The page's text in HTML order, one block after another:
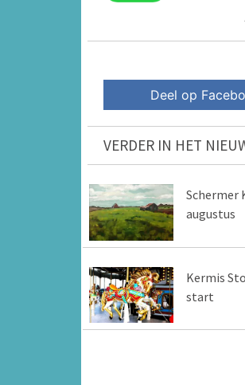
Deel op
VERDER IN HET
Schermer
augustus
Kermis
start